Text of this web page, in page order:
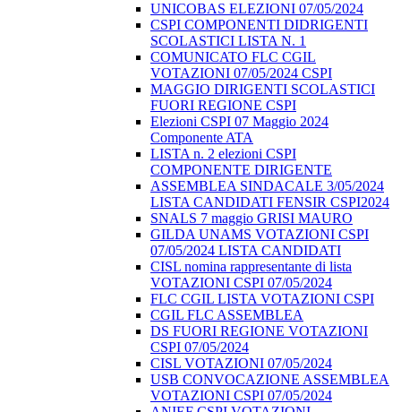
UNICOBAS ELEZIONI 07/05/2024
CSPI COMPONENTI DIDRIGENTI
SCOLASTICI LISTA N. 1
COMUNICATO FLC CGIL
VOTAZIONI 07/05/2024 CSPI
MAGGIO DIRIGENTI SCOLASTICI
FUORI REGIONE CSPI
Elezioni CSPI 07 Maggio 2024
Componente ATA
LISTA n. 2 elezioni CSPI
COMPONENTE DIRIGENTE
ASSEMBLEA SINDACALE 3/05/2024
LISTA CANDIDATI FENSIR CSPI2024
SNALS 7 maggio GRISI MAURO
GILDA UNAMS VOTAZIONI CSPI
07/05/2024 LISTA CANDIDATI
CISL nomina rappresentante di lista
VOTAZIONI CSPI 07/05/2024
FLC CGIL LISTA VOTAZIONI CSPI
CGIL FLC ASSEMBLEA
DS FUORI REGIONE VOTAZIONI
CSPI 07/05/2024
CISL VOTAZIONI 07/05/2024
USB CONVOCAZIONE ASSEMBLEA
VOTAZIONI CSPI 07/05/2024